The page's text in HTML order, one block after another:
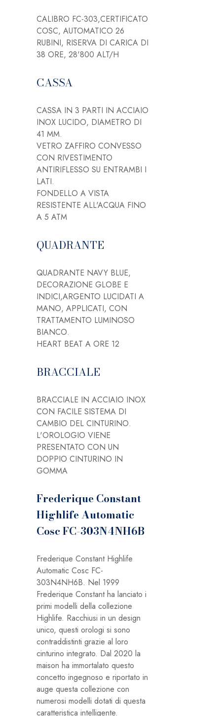
CALIBRO FC-303,CERTIFICATO
COSC, AUTOMATICO 26
RUBINI, RISERVA DI CARICA DI
38 ORE, 28'800 ALT/H
CASSA
CASSA IN 3 PARTI IN ACCIAIO
INOX LUCIDO, DIAMETRO DI
41 MM.
VETRO ZAFFIRO CONVESSO
CON RIVESTIMENTO
ANTIRIFLESSO SU ENTRAMBI I
LATI.
FONDELLO A VISTA
RESISTENTE ALL'ACQUA FINO
A 5 ATM
QUADRANTE
QUADRANTE NAVY BLUE,
DECORAZIONE GLOBE E
INDICI,ARGENTO LUCIDATI A
MANO, APPLICATI, CON
TRATTAMENTO LUMINOSO
BIANCO.
HEART BEAT A ORE 12
BRACCIALE
BRACCIALE IN ACCIAIO INOX
CON FACILE SISTEMA DI
CAMBIO DEL CINTURINO.
L'OROLOGIO VIENE
PRESENTATO CON UN
DOPPIO CINTURINO IN
GOMMA
Frederique Constant
Highlife Automatic
Cosc FC-303N4NH6B
Frederique Constant Highlife
Automatic Cosc FC-
303N4NH6B. Nel 1999
Frederique Constant ha lanciato i
primi modelli della collezione
Highlife. Racchiusi in un design
unico, questi orologi si sono
contraddistinti grazie al loro
cinturino integrato. Dal 2020 la
maison ha immortalato questo
concetto ingegnoso e riportato in
auge questa collezione con
numerosi modelli dotati di questa
caratteristica intelligente.